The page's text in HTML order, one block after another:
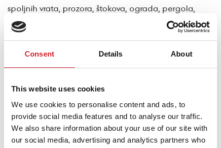
Consent Details About
This website uses cookies
We use cookies to personalise content and ads, to
provide social media features and to analyse our traffic.
We also share information about your use of our site with
our social media, advertising and analytics partners who
spoljnih vrata, prozora, štokova, ograda, pergola,
obloga i spoljnjeg nameštaja. Efikasno štiti od
gljivica, gljivica koje stvaraju plave mrlje i insekata
kao što su žižak i termiti. U skladu je sa novom
evropskom regulativom. Sadrži: Permetrin (ISO),
propikonazol i 3-jodo-2-propinil butilkarbamat. Može
izazvati alergijsku reakciju.